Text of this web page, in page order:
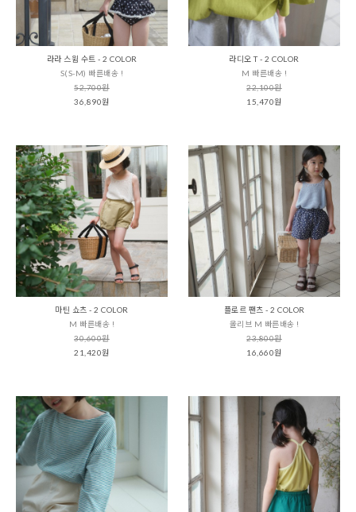
라라 스윔 수트 - 2 COLOR
S(S-M) 빠른배송 !
52,700원
36,890원
라디오 T - 2 COLOR
M 빠른배송 !
22,100원
15,470원
마틴 쇼츠 - 2 COLOR
M 빠른배송 !
30,600원
21,420원
플로르 팬츠 - 2 COLOR
올리브 M 빠른배송 !
23,800원
16,660원